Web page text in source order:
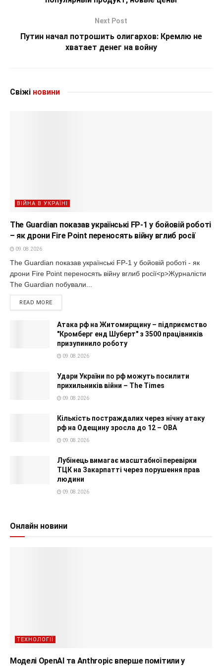
Next Post
Путин начал потрошить олигархов: Кремлю не
хватает денег на войну
Свіжі новини
ВІЙНА В УКРАЇНІ
The Guardian показав українські FP-1 у бойовій роботі
– як дрони Fire Point переносять війну вглиб росії
09.08.2026
The Guardian показав українські FP-1 у бойовій роботі - як
дрони Fire Point переносять війну вглиб росії<p>Журналісти
The Guardian побували...
READ MORE
Атака рф на Житомирщину – підприємство
"Кромберг енд Шуберт" з 3500 працівників
призупинило роботу
09.08.2026
Удари України по рф можуть посилити
прихильників війни – The Times
09.08.2026
Кількість постраждалих через нічну атаку
рф на Одещину зросла до 12 – ОВА
09.08.2026
Лубінець вимагає масштабної перевірки
ТЦК на Закарпатті через порушення прав
людини
09.08.2026
Онлайн новини
ТЕХНОЛОГІЇ
Моделі OpenAI та Anthropic вперше помітили у